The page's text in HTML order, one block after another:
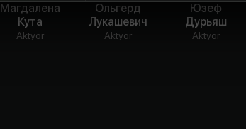
Магдалена
Кута
Aktyor
Ольгерд
Лукашевич
Aktyor
Юзеф
Дурьяш
Aktyor